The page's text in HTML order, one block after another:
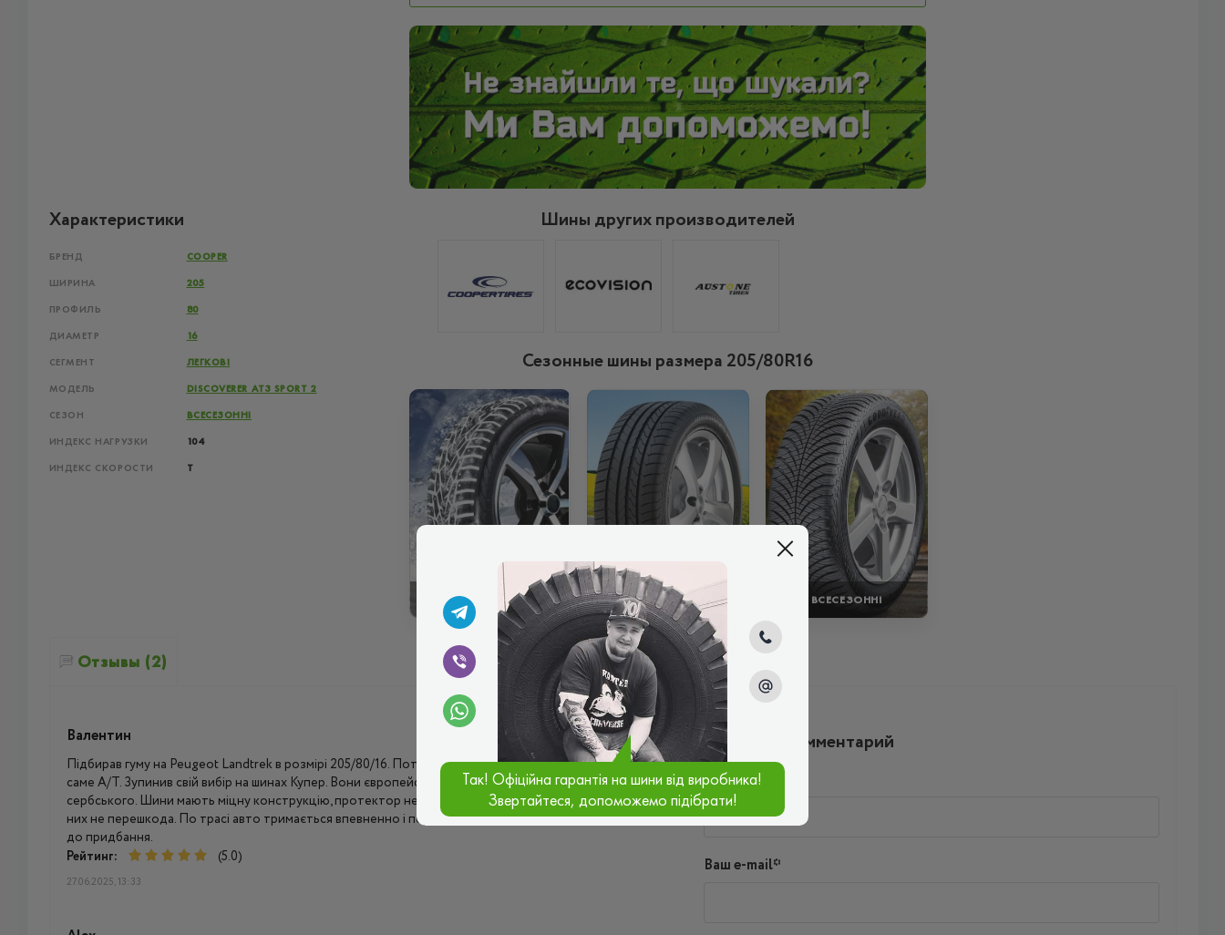
Характеристики
БРЕНД COOPER
ШИРИНА 205
ПРОФИЛЬ 80
ДИАМЕТР 16
СЕГМЕНТ ЛЕГКОВІ
МОДЕЛЬ DISCOVERER AT3 SPORT 2
СЕЗОН ВСЕСЕЗОННІ
ИНДЕКС НАГРУЗКИ 104
ИНДЕКС СКОРОСТИ T
Шины других производителей
Сезонные шины размера 205/80R16
ЗИМОВІ ЛІТНІ ВСЕСЕЗОННІ
Отзывы (2)
Валентин
Підбирав гуму на Peugeot Landtrek в розмірі 205/80/16. Потрібні були шини для легкого бездоріжжя, а
саме А/Т. Зупинив свій вибір на шинах Купер. Вони європейського виробництва, здається саме
сербського. Шини мають міцну конструкцію, протектор не забивається да і легке бездоріжжя для
них не перешкода. По трасі авто тримається впевненно і передбачувано. Однозначно рекомендую
до придбання.
Рейтинг:
(5.0)
27.06.2025, 13:33
Написать комментарий
Имя*
Ваш e-mail*
Так! Офіційна гарантія на шини від виробника!
Звертайтеся, допоможемо підібрати!